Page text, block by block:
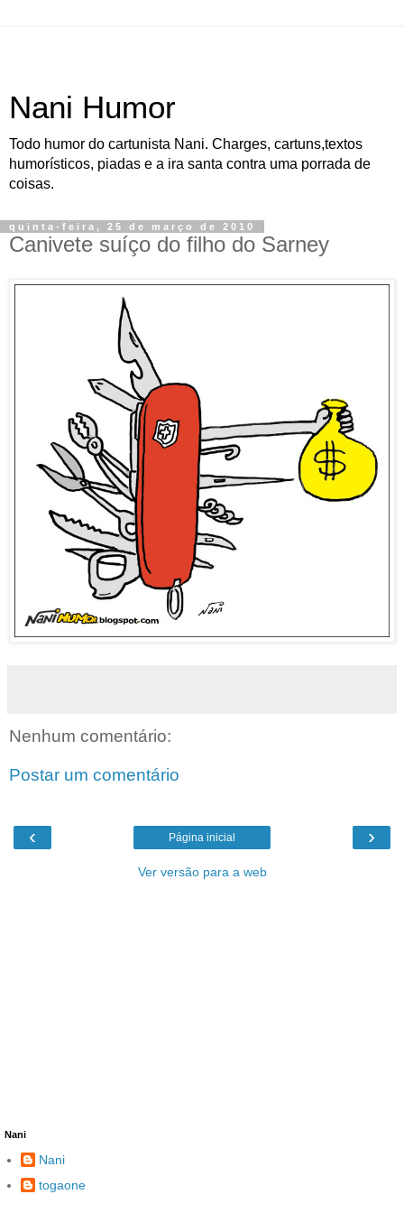
Nani Humor
Todo humor do cartunista Nani. Charges, cartuns,textos
humorísticos, piadas e a ira santa contra uma porrada de
coisas.
quinta-feira, 25 de março de 2010
Canivete suíço do filho do Sarney
Nenhum comentário:
Postar um comentário
‹ ›
Página inicial
Ver versão para a web
Nani
Nani
togaone